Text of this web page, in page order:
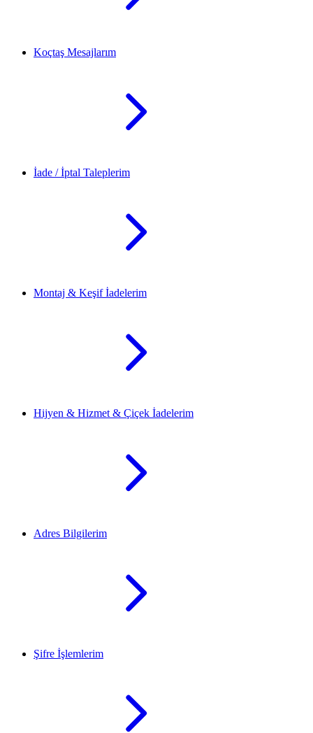
Koçtaş Mesajlarım
İade / İptal Taleplerim
Montaj & Keşif İadelerim
Hijyen & Hizmet & Çiçek İadelerim
Adres Bilgilerim
Şifre İşlemlerim